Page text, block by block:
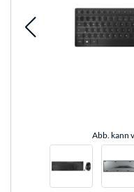
Abb. kann